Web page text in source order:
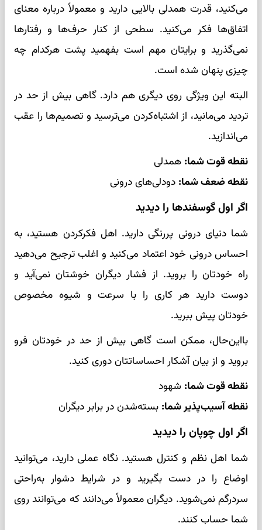
می‌کنید، قدرت همدلی بالایی دارید و معمولاً درباره معنای
اتفاق‌ها فکر می‌کنید. سطحی از کنار حرف‌ها و رفتارها
نمی‌گذرید و برایتان مهم است بفهمید پشت هرکدام چه
چیزی پنهان شده است.
البته این ویژگی روی دیگری هم دارد. گاهی بیش از حد در
تردید می‌مانید، از اشتباه‌کردن می‌ترسید و تصمیم‌ها را عقب
می‌اندازید.
نقطه قوت شما: همدلی
نقطه ضعف شما: دودلی‌های درونی
اگر اول گوسفندها را دیدید
شما دنیای درونی پررنگی دارید. اهل فکرکردن هستید، به
احساس درونی خود اعتماد می‌کنید و اغلب ترجیح می‌دهید
راه خودتان را بروید. از فشار دیگران خوشتان نمی‌آید و
دوست دارید هر کاری را با سرعت و شیوه مخصوص
خودتان پیش ببرید.
بااین‌حال، ممکن است گاهی بیش از حد در خودتان فرو
بروید و از بیان آشکار احساساتتان دوری کنید.
نقطه قوت شما: شهود
نقطه آسیب‌پذیر شما: بسته‌شدن در برابر دیگران
اگر اول چوپان را دیدید
شما اهل نظم و کنترل هستید. نگاه عملی دارید، می‌توانید
اوضاع را در دست بگیرید و در شرایط دشوار به‌راحتی
سردرگم نمی‌شوید. دیگران معمولاً می‌دانند که می‌توانند روی
شما حساب کنند.